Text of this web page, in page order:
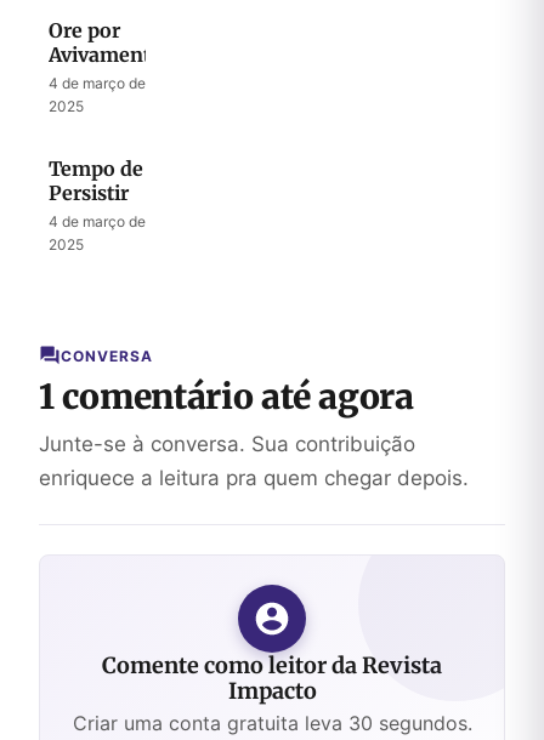
Ore por
Avivamento
4 de março de
2025
Tempo de
Persistir
4 de março de
2025
CONVERSA
1 comentário até agora
Junte-se à conversa. Sua contribuição
enriquece a leitura pra quem chegar depois.
Comente como leitor da Revista
Impacto
Criar uma conta gratuita leva 30 segundos.